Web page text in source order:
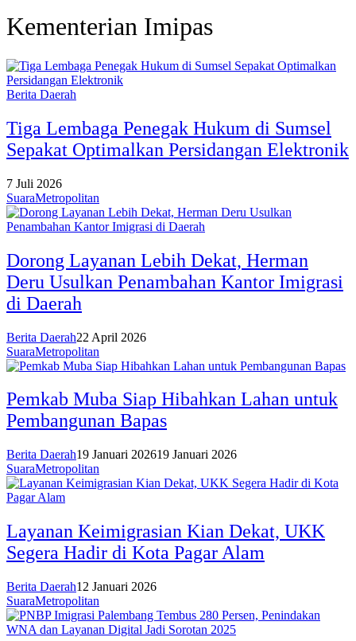
Kementerian Imipas
Berita Daerah
Tiga Lembaga Penegak Hukum di Sumsel
Sepakat Optimalkan Persidangan Elektronik
7 Juli 2026
SuaraMetropolitan
Dorong Layanan Lebih Dekat, Herman
Deru Usulkan Penambahan Kantor Imigrasi
di Daerah
Berita Daerah22 April 2026
SuaraMetropolitan
Pemkab Muba Siap Hibahkan Lahan untuk
Pembangunan Bapas
Berita Daerah19 Januari 202619 Januari 2026
SuaraMetropolitan
Layanan Keimigrasian Kian Dekat, UKK
Segera Hadir di Kota Pagar Alam
Berita Daerah12 Januari 2026
SuaraMetropolitan